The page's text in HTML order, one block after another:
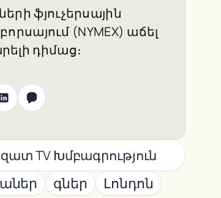
ֆյուչերսային
(NYMEX) աճել
դիմաց։
TV Խմբագրություն
գներ
Լոնդոն